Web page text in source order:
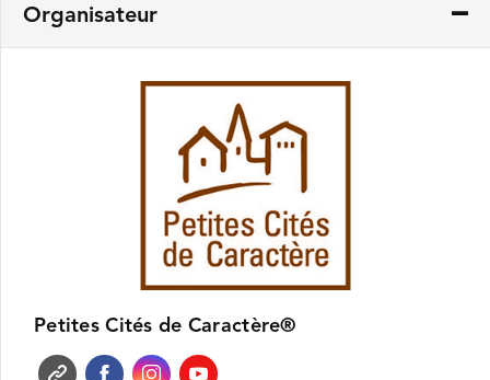
Organisateur
Petites Cités de Caractère®